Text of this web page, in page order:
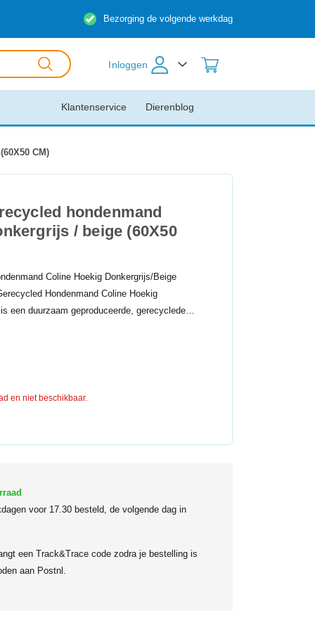
Bezorging de volgende werkdag
Inloggen
Dierenblog
Klantenservice
CM)
hondenmand
/ beige (60X50
Coline Hoekig Donkergrijs/Beige
Hondenmand Coline Hoekig
een duurzaam geproduceerde, gerecyclede…
en niet beschikbaar.
voor 17.30 besteld, de volgende dag in
een Track&Trace code zodra je bestelling is
aan Postnl.